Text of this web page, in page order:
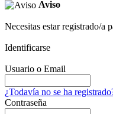
Aviso
Necesitas estar registrado/a
Identificarse
Usuario o Email
¿Todavía no se ha
Contraseña